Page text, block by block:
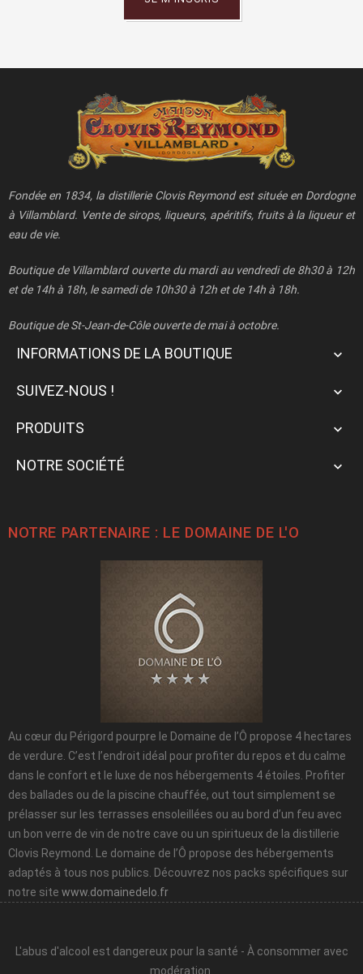
Fondée en 1834, la distillerie Clovis Reymond est située en Dordogne
à Villamblard. Vente de sirops, liqueurs, apéritifs, fruits à la liqueur et
eau de vie.
Boutique de Villamblard ouverte du mardi au vendredi de 8h30 à 12h
et de 14h à 18h, le samedi de 10h30 à 12h et de 14h à 18h.
Boutique de St-Jean-de-Côle ouverte de mai à octobre.
INFORMATIONS DE LA BOUTIQUE 
SUIVEZ-NOUS ! 
PRODUITS 
NOTRE SOCIÉTÉ 
NOTRE PARTENAIRE : LE DOMAINE DE L'O
Au cœur du Périgord pourpre le Domaine de l’Ô propose 4 hectares
de verdure. C’est l’endroit idéal pour profiter du repos et du calme
dans le confort et le luxe de nos hébergements 4 étoiles. Profiter
des ballades ou de la piscine chauffée, out tout simplement se
prélasser sur les terrasses ensoleillées ou au bord d’un feu avec
un bon verre de vin de notre cave ou un spiritueux de la distillerie
Clovis Reymond. Le domaine de l’Ô propose des hébergements
adaptés à tous nos publics. Découvrez nos packs spécifiques sur
notre site www.domainedelo.fr
L'abus d'alcool est dangereux pour la santé - À consommer avec
modération.